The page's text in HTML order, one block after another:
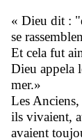
« Dieu dit :
se
Et cela fut
Dieu appela
mer.»
Les Anciens,
ils vivaient,
avaient